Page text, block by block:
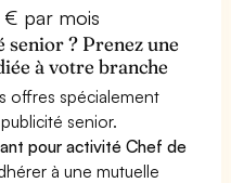
par mois
senior ? Prenez une
à votre branche
offres spécialement
senior.
pour activité Chef de
à une mutuelle